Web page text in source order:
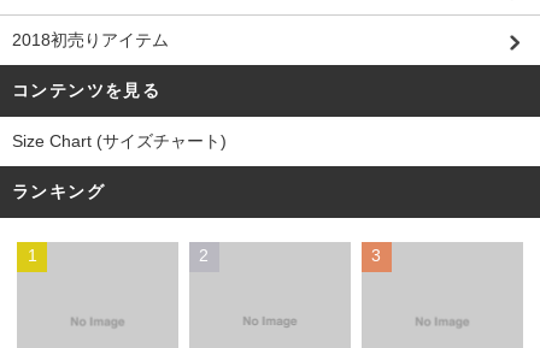
2018初売りアイテム
コンテンツを見る
Size Chart (サイズチャート)
ランキング
1 2 3